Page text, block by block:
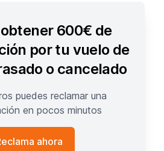
600€ de
por tu vuelo de
o cancelado
puedes reclamar una
en pocos minutos
ahora